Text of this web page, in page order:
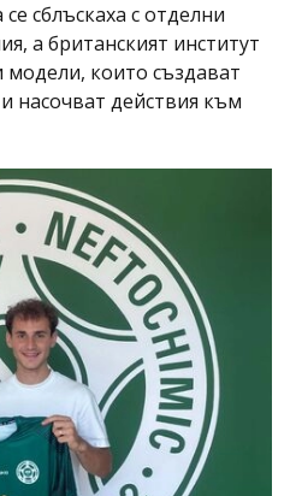
сблъскаха с отделни
а британският институт
модели, които създават
насочват действия към